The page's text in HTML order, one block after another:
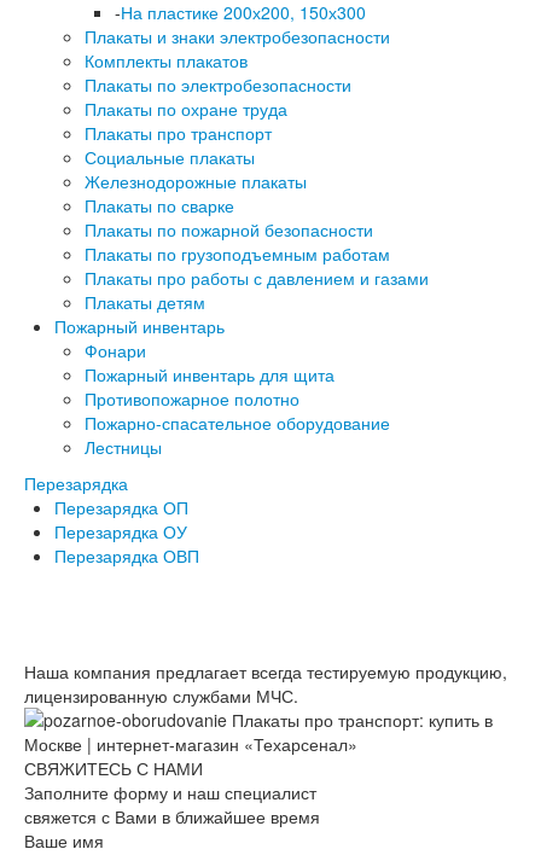
-На пластике 200х200, 150х300
Плакаты и знаки электробезопасности
Комплекты плакатов
Плакаты по электробезопасности
Плакаты по охране труда
Плакаты про транспорт
Социальные плакаты
Железнодорожные плакаты
Плакаты по сварке
Плакаты по пожарной безопасности
Плакаты по грузоподъемным работам
Плакаты про работы с давлением и газами
Плакаты детям
Пожарный инвентарь
Фонари
Пожарный инвентарь для щита
Противопожарное полотно
Пожарно-спасательное оборудование
Лестницы
Перезарядка
Перезарядка ОП
Перезарядка ОУ
Перезарядка ОВП
Наша компания предлагает всегда тестируемую продукцию,
лицензированную службами МЧС.
СВЯЖИТЕСЬ С НАМИ
Заполните форму и наш специалист
свяжется с Вами в ближайшее время
Ваше имя